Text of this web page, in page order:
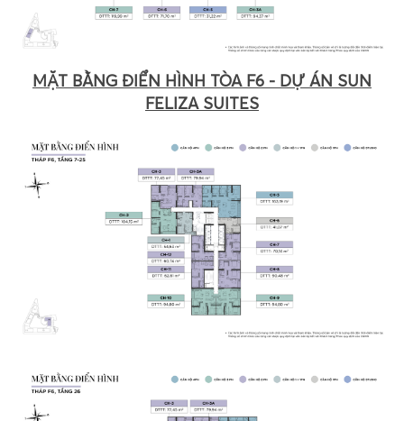
MẶT BẰNG ĐIỂN HÌNH TÒA F6 - DỰ ÁN SUN
FELIZA SUITES